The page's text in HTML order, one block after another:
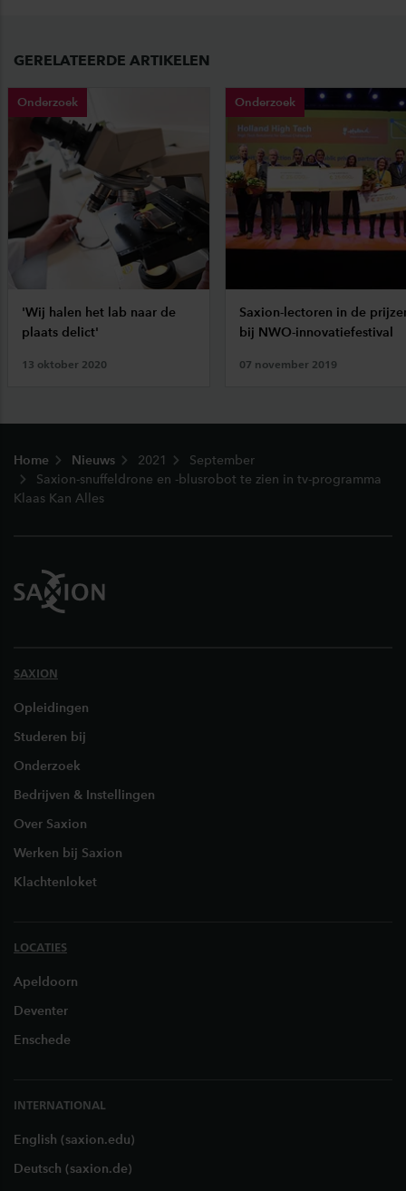
GERELATEERDE ARTIKELEN
Onderzoek
'Wij halen het lab naar de
plaats delict'
13 oktober 2020
Onderzoek
Saxion-lectoren in de
bij NWO-innovatiefestival
07 november 2019
Home Nieuws 2021
September
Saxion-snuffeldrone en -blusrobot te zien in tv-programma
Klaas Kan Alles
SAXION
Opleidingen
Studeren bij
Onderzoek
Bedrijven & Instellingen
Over Saxion
Werken bij Saxion
Klachtenloket
LOCATIES
Apeldoorn
Deventer
Enschede
INTERNATIONAL
English (saxion.edu)
Deutsch (saxion.de)